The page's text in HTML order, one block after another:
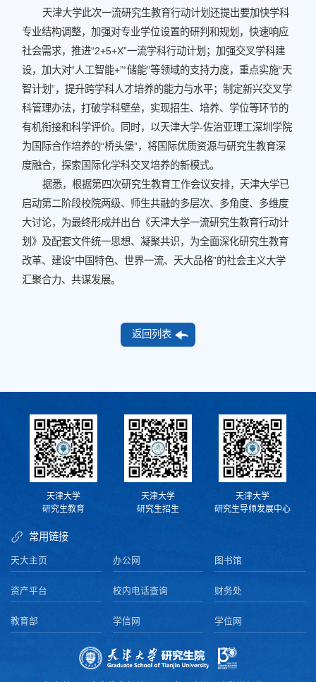
天津大学此次一流研究生教育行动计划还提出要加快学科
专业结构调整，加强对专业学位设置的研判和规划，快速响应
社会需求，推进“2+5+X”一流学科行动计划；加强交叉学科建
设，加大对“人工智能+”“储能”等领域的支持力度，重点实施“天
智计划”，提升跨学科人才培养的能力与水平；制定新兴交叉学
科管理办法， 打破学科壁垒，实现招生、培养、学位等环节的
有机衔接和科学评价。同时， 以天津大学-佐治亚理工深圳学院
为国际合作培养的“桥头堡”，将国际优质资源与研究生教育深
度融合，探索国际化学科交叉培养的新模式。
据悉，根据第四次研究生教育工作会议安排，天津大学已
启动第二阶段校院两级、师生共融的多层次、多角度、多维度
大讨论，为最终形成并出台《天津大学一流研究生教育行动计
划》及配套文件统一思想、凝聚共识，为全面深化研究生教育
改革、建设“中国特色、世界一流、天大品格”的社会主义大学
汇聚合力、共谋发展。
返回列表
天津大学
研究生教育
天津大学
研究生招生
天津大学
研究生导师发展中心
常用链接
天大主页 办公网 图书馆
资产平台 校内电话查询 财务处
教育部 学信网 学位网